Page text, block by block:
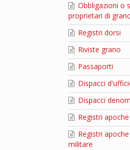
Obbligazioni o
proprietari di
Registri dorsi
Riviste grano
Passaporti
Dispacci
Dispacci
Registri
Registri
militare